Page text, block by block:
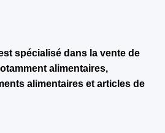
spécialisé dans la vente de
alimentaires,
alimentaires et articles de